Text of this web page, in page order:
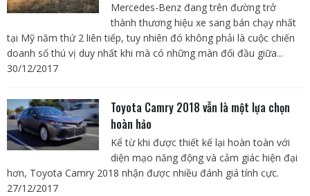
Mercedes-Benz đang trên đường trở
thành thương hiệu xe sang bán chạy nhất
tại Mỹ năm thứ 2 liên tiếp, tuy nhiên đó không phải là cuộc chiến
doanh số thú vị duy nhất khi mà có những màn đối đầu giữa...
30/12/2017
Toyota Camry 2018 vẫn là một lựa chọn
hoàn hảo
Kể từ khi được thiết kế lại hoàn toàn với
diện mạo năng động và cảm giác hiện đại
hơn, Toyota Camry 2018 nhận được nhiều đánh giá tính cực.
27/12/2017